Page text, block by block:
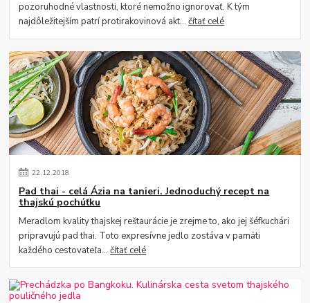
pozoruhodné vlastnosti, ktoré nemožno ignorovať. K tým
najdôležitejším patrí protirakovinová akt...čítať celé
22.12.2018
Pad thai - celá Ázia na tanieri. Jednoduchý recept na
thajskú pochúťku
Meradlom kvality thajskej reštaurácie je zrejme to, ako jej šéfkuchári
pripravujú pad thai. Toto expresívne jedlo zostáva v pamäti
každého cestovateľa...čítať celé